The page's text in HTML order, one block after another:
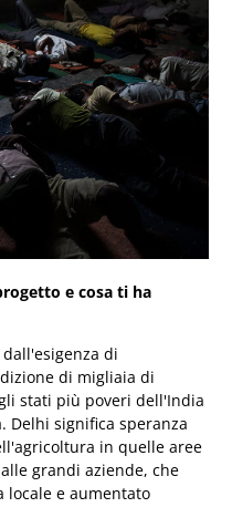
e cosa ti ha
di
di migliaia di
stati più poveri dell'India
Delhi significa speranza
in quelle aree
grandi aziende, che
locale e aumentato